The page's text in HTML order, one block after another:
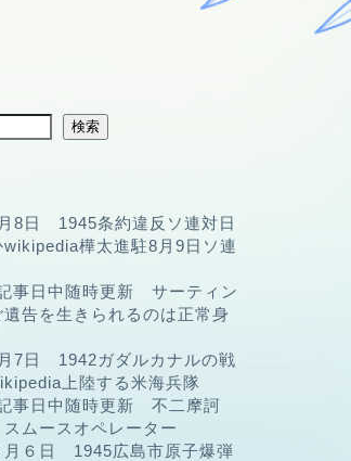
検索
8日 1945条約違反ソ連対日
樺太進駐8月9日ソ連
事日中随時更新 サーティン
告を生きられるのは正常身
7日 1942ガダルカナルの戦
上陸する米海兵隊
事日中随時更新 不二摩訶
ースオペレーター
月６日 1945広島市原子爆弾